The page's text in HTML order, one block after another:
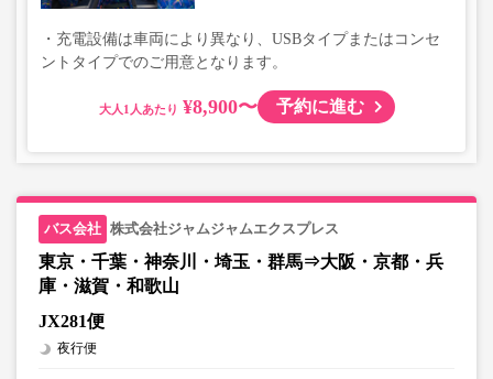
・充電設備は車両により異なり、USBタイプまたはコンセ
ントタイプでのご用意となります。
大人 ¥8,900〜 予約に進む
株式会社ジャムジャムエクスプレス
東京・千葉・神奈川・埼玉・群馬⇒大阪・京都・兵
庫・滋賀・和歌山
JX281便
夜行便